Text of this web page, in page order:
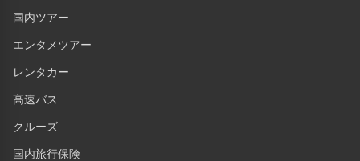
国内ツアー
エンタメツアー
レンタカー
高速バス
クルーズ
国内旅行保険